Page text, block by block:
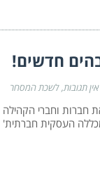
חדשים!
אין תגובות לשכת המסחר
חברות וחברי
העסקית